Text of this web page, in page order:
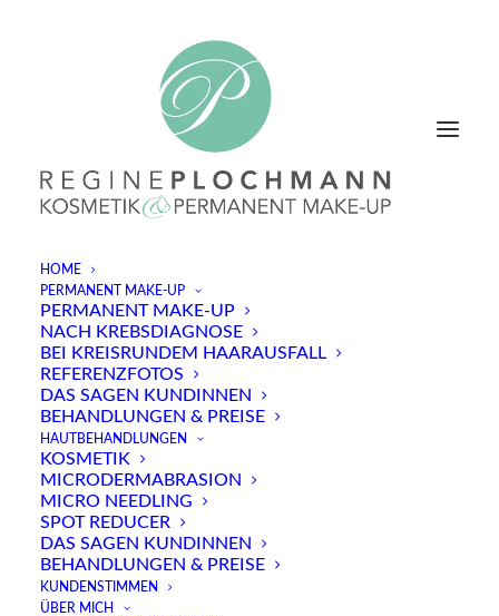
HOME
PERMANENT MAKE-UP
PERMANENT MAKE-UP
NACH KREBSDIAGNOSE
BEI KREISRUNDEM HAARAUSFALL
REFERENZFOTOS
DAS SAGEN KUNDINNEN
BEHANDLUNGEN & PREISE
HAUTBEHANDLUNGEN
KOSMETIK
MICRODERMABRASION
MICRO NEEDLING
SPOT REDUCER
DAS SAGEN KUNDINNEN
BEHANDLUNGEN & PREISE
KUNDENSTIMMEN
ÜBER MICH
Allgemeine Geschäftsbedingungen
(AGB)
1. **Geltungsbereich**
Diese Allgemeinen Geschäftsbedingungen gelten für
alle Dienstleistungen und Angebote von Regine
Plochmann Kosmetik & Permanent Make-up,
Andechserstrasse 33a 82319 Starnberg , (im
Folgenden „Kosmetikstudio“ genannt). Mit der